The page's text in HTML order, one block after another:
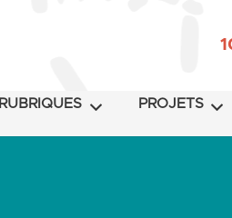
RUBRIQUES PROJETS